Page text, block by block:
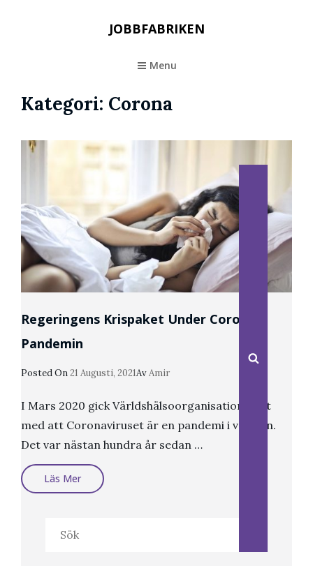
JOBBFABRIKEN
Menu
Kategori: Corona
Regeringens Krispaket Under Corona
Pandemin
Posted On Publicerat
21 Augusti, 2021AvAmir
I Mars 2020 gick Världshälsoorganisationen ut
med att Coronaviruset är en pandemi i världen.
Det var nästan hundra år sedan …
Läs MerRegeringens
Krispaket
Under